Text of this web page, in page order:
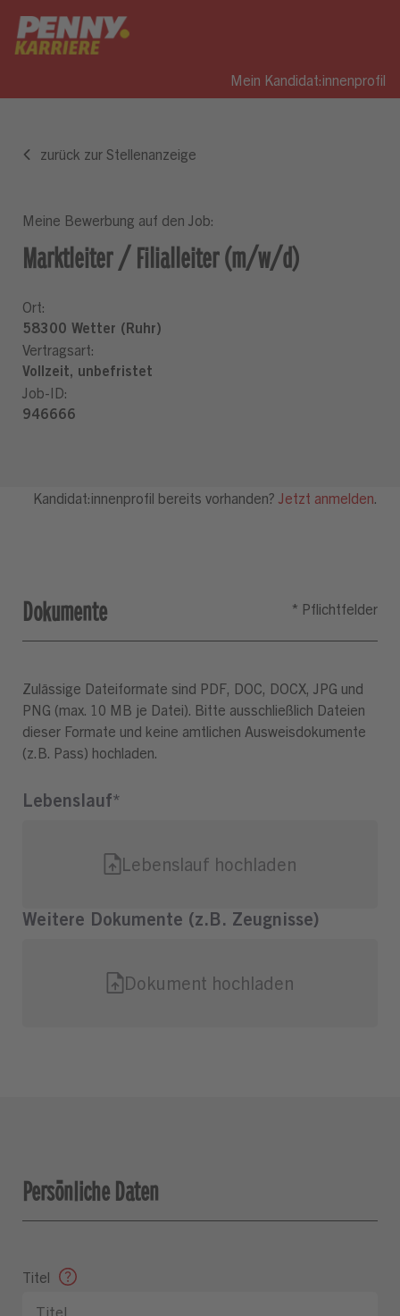
Mein Kandidat:innenprofil
Dokumente
Zulässige Dateiformate sind PDF, DOC, DOCX, JPG und
PNG (max. 10 MB je Datei). Bitte ausschließlich Dateien
dieser Formate und keine amtlichen Ausweisdokumente
(z.B. Pass) hochladen.
Persönliche Daten
Titel